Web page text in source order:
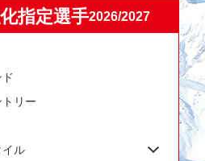
指定選手2026/2027
リー
イル